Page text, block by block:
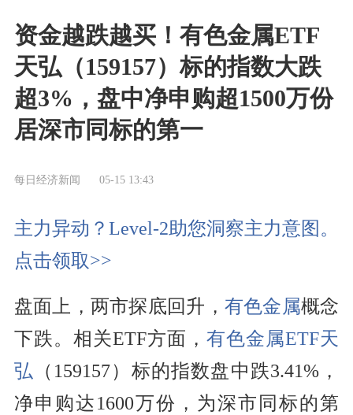
资金越跌越买！有色金属ETF
天弘（159157）标的指数大跌
超3%，盘中净申购超1500万份
居深市同标的第一
每日经济新闻 05-15 13:43
主力异动？Level-2助您洞察主力意图。
点击领取>>
盘面上，两市探底回升， 有色金属概念
下跌。相关ETF方面，有色金属ETF天
弘 （159157）标的指数盘中跌3.41%，
净申购达1600万份，为深市同标的第